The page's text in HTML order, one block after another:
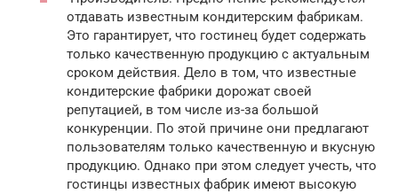
отдавать известным кондитерским фабрикам.
Это гарантирует, что гостинец будет содержать
только качественную продукцию с актуальным
сроком действия. Дело в том, что известные
кондитерские фабрики дорожат своей
репутацией, в том числе из-за большой
конкуренции. По этой причине они предлагают
пользователям только качественную и вкусную
продукцию. Однако при этом следует учесть, что
гостинцы известных фабрик имеют высокую